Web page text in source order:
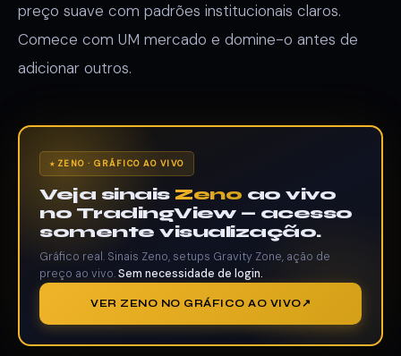
preço suave com padrões institucionais claros.
Comece com UM mercado e domine-o antes de
adicionar outros.
ZENO · GRÁFICO AO VIVO
Veja sinais Zeno ao vivo
no TradingView — acesso
somente visualização.
Gráfico real. Sinais Zeno, setups Gravity Zone, ação de
preço ao vivo.Sem necessidade de login.
VER ZENO NO GRÁFICO AO VIVO